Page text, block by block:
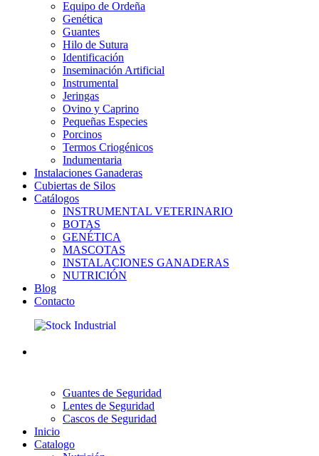
Equipo de Ordeña
Genética
Guantes
Hilo de Sutura
Identificación
Inseminación Artificial
Instrumental
Jeringas
Ovino y Caprino
Pequeñas Especies
Porcinos
Termos Criogénicos
Indumentaria
Instalaciones Ganaderas
Cubiertas de Silos
Catálogos
INSTRUMENTAL VETERINARIO
BOTAS
GENÉTICA
MASCOTAS
INSTALACIONES GANADERAS
NUTRICIÓN
Blog
Contacto
Guantes de Seguridad
Lentes de Seguridad
Cascos de Seguridad
Inicio
Catalogo